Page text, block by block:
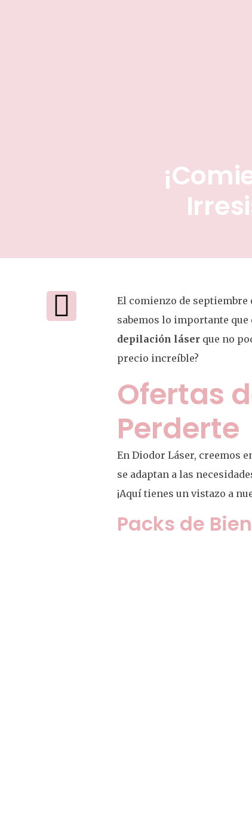
El comienzo de
sabemos lo importante
depilación láserque no
precio increíble?
Ofertas
Perderte
En Diodor Láser, creemos
se adaptan a las
¡Aquí tienes un vistazo a
Packs de